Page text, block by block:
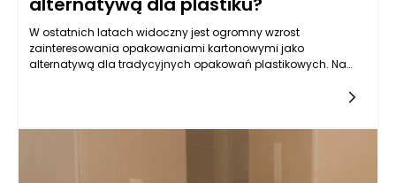
W ostatnich latach widoczny jest ogromny wzrost
zainteresowania opakowaniami kartonowymi jako
alternatywą dla tradycyjnych opakowań plastikowych. Na
konsumenci dążą do zmniejszenia negatywnego wpływu na
właściwościom, a także innowacjom w dziedzinie materiałów